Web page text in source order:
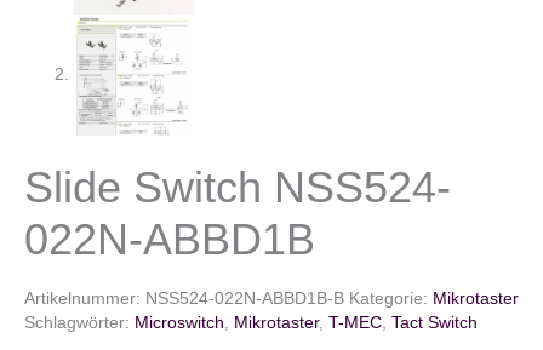
Slide Switch NSS524-
022N-ABBD1B
Artikelnummer: NSS524-022N-ABBD1B-B Kategorie: Mikrotaster
Schlagwörter: Microswitch, Mikrotaster, T-MEC, Tact Switch